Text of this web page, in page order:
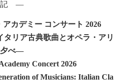
―
カデミー コンサート 2026
リア古典歌曲とオペラ・アリ
夕べ―
Concert 2026
of Musicians: Italian Cla